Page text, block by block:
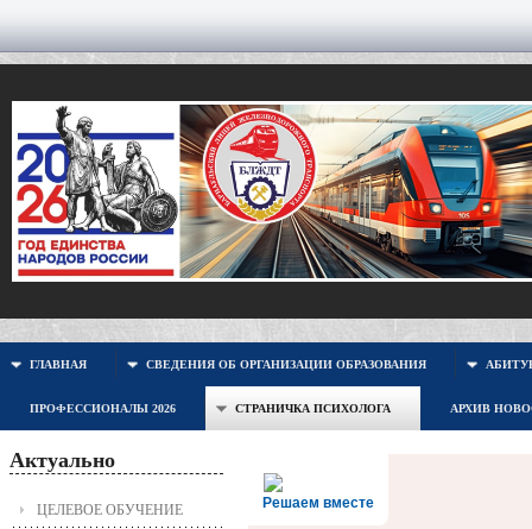
ГЛАВНАЯ СВЕДЕНИЯ ОБ ОРГАНИЗАЦИИ ОБРАЗОВАНИЯ
ПРОФЕССИОНАЛЫ 2026 СТРАНИЧКА ПСИХОЛОГА АРХИВ
Актуально
ЦЕЛЕВОЕ ОБУЧЕНИЕ Решаем вместе